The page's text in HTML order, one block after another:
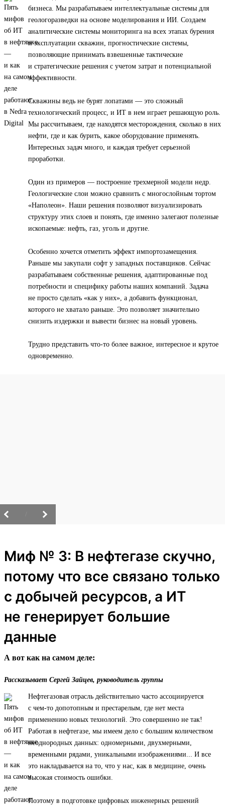
бизнеса. Мы разрабатываем интеллектуальные системы для
геологоразведки на основе моделирования и ИИ. Создаем
аналитические системы мониторинга на всех этапах бурения
и эксплуатации скважин, прогностические системы,
позволяющие принимать взвешенные тактические
и стратегические решения с учетом затрат и потенциальной
эффективности.
Скважины ведь не бурят лопатами — это сложный
технологический процесс, и ИТ в нем играет решающую роль.
Мы рассчитываем, где находятся месторождения, сколько в них
нефти, где и как бурить, какое оборудование применять.
Интересных задач много, и каждая требует серьезной
проработки.
Один из примеров — построение трехмерной модели недр.
Геологические слои можно сравнить с многослойным тортом
«Наполеон». Наши решения позволяют визуализировать
структуру этих слоев и понять, где именно залегают полезные
ископаемые: нефть, газ, уголь и другие.
Особенно хочется отметить эффект импортозамещения.
Раньше мы закупали софт у западных поставщиков. Сейчас
разрабатываем собственные решения, адаптированные под
потребности и специфику работы наших компаний. Задача
не просто сделать «как у них», а добавить функционал,
которого не хватало раньше. Это позволяет значительно
снизить издержки и вывести бизнес на новый уровень.
Трудно представить что-то более важное, интересное и крутое
одновременно.
Миф № 3: В нефтегазе скучно,
потому что все связано только
с добычей ресурсов, а ИТ
не генерирует большие
данные
А вот как на самом деле:
Рассказывает Сергей Зайцев, руководитель группы
Нефтегазовая отрасль действительно часто ассоциируется
с чем-то допотопным и престарелым, где нет места
применению новых технологий. Это совершенно не так!
Работая в нефтегазе, мы имеем дело с большим количеством
неоднородных данных: одномерными, двухмерными,
временными рядами, уникальными изображениями... И все
это накладывается на то, что у нас, как в медицине, очень
высокая стоимость ошибки.
Поэтому в подготовке цифровых инженерных решений